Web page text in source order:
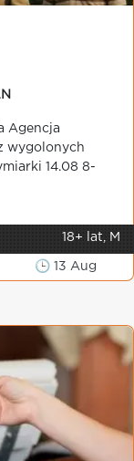
Agencja
wygolonych
14.08 8-
18+ lat, M
🕒 13 Aug